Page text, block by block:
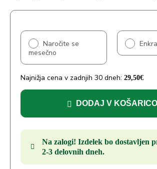
Naročite se
mesečno
Najnižja cena v zadnjih 30 dneh: 29,50€
DODAJ V KOŠARICO
Na zalogi! Izdelek bo dostavljen
2-3 delovnih dneh.